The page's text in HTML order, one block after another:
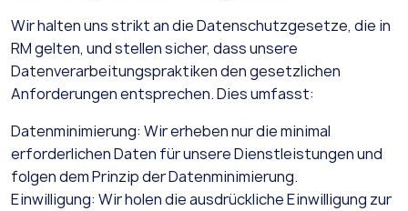
Wir halten uns strikt an die Datenschutzgesetze, die in
RM gelten, und stellen sicher, dass unsere
Datenverarbeitungspraktiken den gesetzlichen
Anforderungen entsprechen. Dies umfasst:
Datenminimierung: Wir erheben nur die minimal
erforderlichen Daten für unsere Dienstleistungen und
folgen dem Prinzip der Datenminimierung.
Einwilligung: Wir holen die ausdrückliche Einwilligung zur